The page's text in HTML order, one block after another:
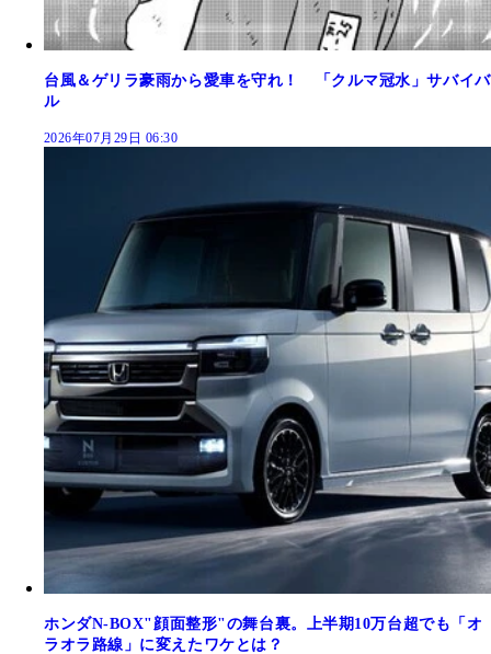
台風＆ゲリラ豪雨から愛車を守れ！ 「クルマ冠水」サバイバ
ル
2026年07月29日 06:30
ホンダN-BOX"顔面整形"の舞台裏。上半期10万台超でも「オ
ラオラ路線」に変えたワケとは？